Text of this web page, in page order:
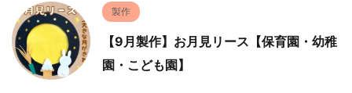
製作
【9月製作】お月見リース【保育園・幼稚
園・こども園】